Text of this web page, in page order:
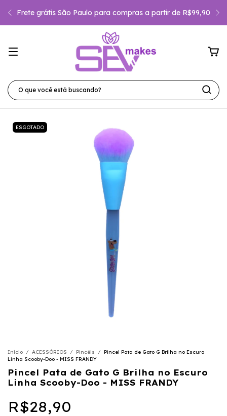
de R$99,90
Os Lançamentos mais Hypados do
encontra aqui!
ESGOTADO
Início / ACESSÓRIOS / Pincéis / Pincel Pata de Gato G Brilha no Escuro
Linha Scooby-Doo - MISS FRANDY
Pincel Pata de Gato G Brilha no Escuro
Linha Scooby-Doo - MISS FRANDY
R$28,90